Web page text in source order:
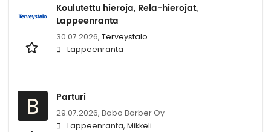
Koulutettu hieroja, Rela-hierojat,
Lappeenranta
30.07.2026, Terveystalo
Lappeenranta
B Parturi
29.07.2026, Babo Barber Oy
Lappeenranta, Mikkeli